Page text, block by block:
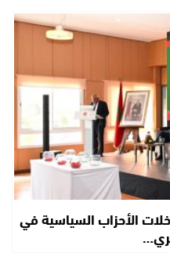
الأحزاب السياسية في